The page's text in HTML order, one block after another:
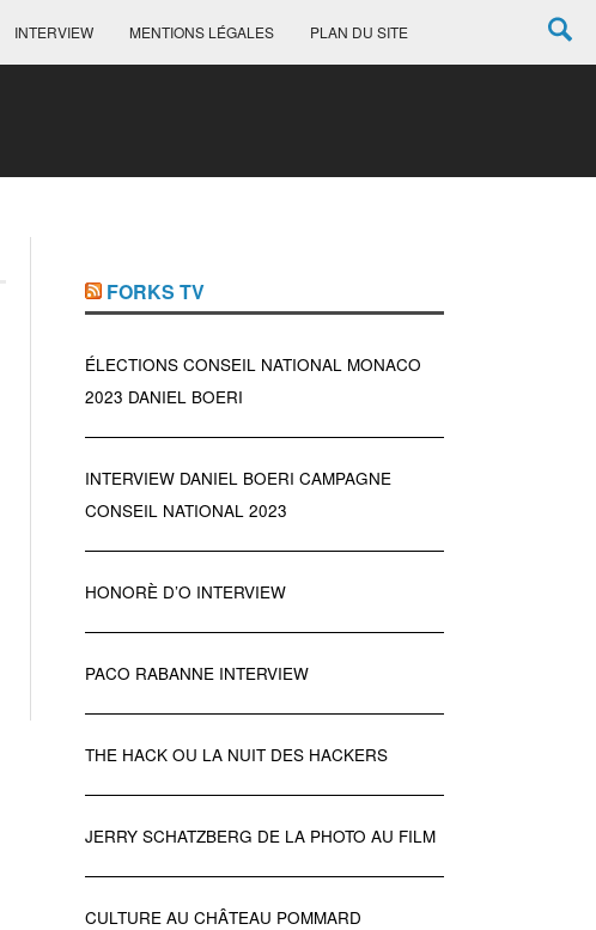
INTERVIEW MENTIONS LÉGALES PLAN DU SITE
FORKS TV
ÉLECTIONS CONSEIL NATIONAL MONACO
2023 DANIEL BOERI
INTERVIEW DANIEL BOERI CAMPAGNE
CONSEIL NATIONAL 2023
HONORÈ D’O INTERVIEW
PACO RABANNE INTERVIEW
THE HACK OU LA NUIT DES HACKERS
JERRY SCHATZBERG DE LA PHOTO AU FILM
CULTURE AU CHÂTEAU POMMARD